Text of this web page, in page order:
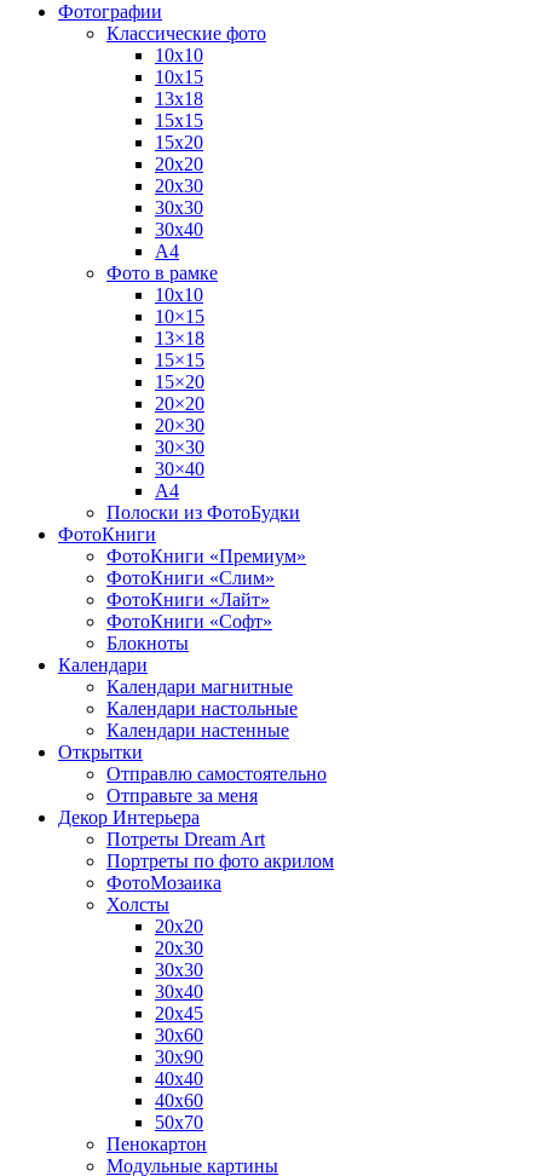
Фотографии
Классические фото
10х10
10х15
13х18
15х15
15х20
20х20
20х30
30х30
30х40
А4
Фото в рамке
10х10
10×15
13×18
15×15
15×20
20×20
20×30
30×30
30×40
A4
Полоски из ФотоБудки
ФотоКниги
ФотоКниги «Премиум»
ФотоКниги «Слим»
ФотоКниги «Лайт»
ФотоКниги «Софт»
Блокноты
Календари
Календари магнитные
Календари настольные
Календари настенные
Открытки
Отправлю самостоятельно
Отправьте за меня
Декор Интерьера
Потреты Dream Art
Портреты по фото акрилом
ФотоМозаика
Холсты
20х20
20х30
30х30
30х40
20х45
30х60
30х90
40х40
40х60
50х70
Пенокартон
Модульные картины